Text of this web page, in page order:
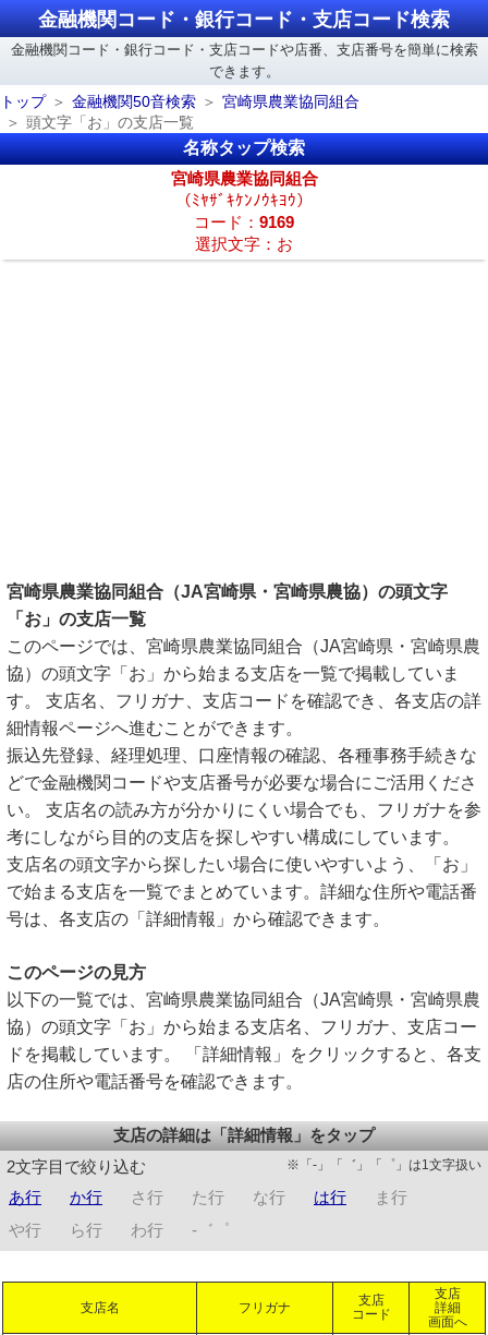
金融機関コード・銀行コード・支店コード検索
金融機関コード・銀行コード・支店コードや店番、支店番号を簡単に検索
できます。
トップ
金融機関50音検索
宮崎県農業協同組合
頭文字「お」の支店一覧
名称タップ検索
宮崎県農業協同組合
（ﾐﾔｻﾞｷｹﾝﾉｳｷﾖｳ）
コード： 9169
選択文字：お
宮崎県農業協同組合（JA宮崎県・宮崎県農協）の頭文字
「お」の支店一覧
このページでは、宮崎県農業協同組合（JA宮崎県・宮崎県農
協）の頭文字「お」から始まる支店を一覧で掲載していま
す。 支店名、フリガナ、支店コードを確認でき、各支店の詳
細情報ページへ進むことができます。
振込先登録、経理処理、口座情報の確認、各種事務手続きな
どで金融機関コードや支店番号が必要な場合にご活用くださ
い。 支店名の読み方が分かりにくい場合でも、フリガナを参
考にしながら目的の支店を探しやすい構成にしています。
支店名の頭文字から探したい場合に使いやすいよう、「お」
で始まる支店を一覧でまとめています。詳細な住所や電話番
号は、各支店の「詳細情報」から確認できます。
このページの見方
以下の一覧では、宮崎県農業協同組合（JA宮崎県・宮崎県農
協）の頭文字「お」から始まる支店名、フリガナ、支店コー
ドを掲載しています。 「詳細情報」をクリックすると、各支
店の住所や電話番号を確認できます。
支店の詳細は「詳細情報」をタップ
2文字目で絞り込む
※「-」「゛」「゜」は1文字扱い
あ行 か行 さ行 た行 な行 は行
ま行
や行
ら行 わ行 -゛゜
支店名 フリガナ
支店
コード
支店
詳細
画面へ